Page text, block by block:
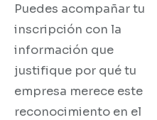
Puedes acompañar tu
inscripción con la
información que
justifique por qué tu
empresa merece este
reconocimiento en el